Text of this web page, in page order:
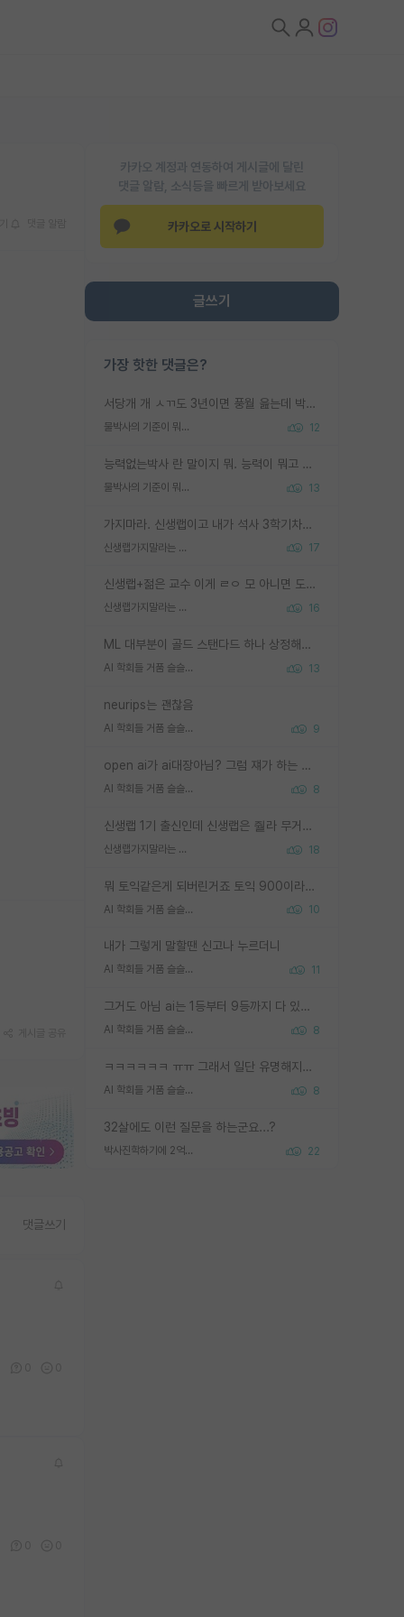
카카오 계정과 연동하여 게시글에 달린
댓글 알람, 소식등을 빠르게 받아보세요
카카오로 시작하기
글쓰기
가장 핫한 댓글은?
서당개 개 ㅅㄲ도 3년이면 풍월 읊는데 박사 5년 이상 대리고 있으면서 물된건 교수 탓 맞는ㄱ게 거기가 서당이 아니란 소리임
물박사의 기준이 뭐임? 12
능력없는박사 란 말이지 뭐. 능력이 뭐고 능력이 있다는게 뭔지는 사람마다 기준이 다르니까 얘기해봐야 서로 자기 기준만 얘기해서 논쟁이 끝이 안나고. 주위에서 능력있고 야심있는 신입생이 교수가 유의미한 피드백을 아예 안주면서 제대로된 과제에 참여해볼 기회도 제공하지 않고 잡일 뺑뺑이만 돌려서 맨날 단순작업만 하면서 밤새다가 눈빛이 점점 죽어가는걸 본 사람은 물박사는 교수탓이라고 하고, 교수는 이것저것 알려도 주고 기회도 주고 사수 동기 붙여주면서 어떻게든 끌고가려고 하는데 본인이 매일 뺀질거리면서 출근 하는둥마는둥 하다가 기껏 와서도 폰이나 쳐다보다가 실험 망치고 저녁약속있어서 먼저 가볼게요~ 하는걸 본 사람은 물박사는 본인탓이라고 함.
물박사의 기준이 뭐임? 13
가지마라. 신생랩이고 내가 석사 3학기차인데 최고참인데 나도 아무것도 모르는데 교수가 후배들 왜 논문 교육 안시키냐. 논문 왜 안 써오냐 닦달한다
신생랩가지말라는 이유가 있었구나 17
신생랩+젊은 교수 이게 ㄹㅇ 모 아니면 도인듯.
신생랩가지말라는 이유가 있었구나 16
ML 대부분이 골드 스탠다드 하나 상정해놓고 (벤치마크 데이터셋이 여러 개면 여러 개 상정) 그거 얼마나 잘 맞추나 싸움임 가끔 번뜩이는 설계 철학을 보여주는 논문들도 있지만 대부분 그거 성적 얼마나 더 올리느라에 혈안이 되어 있는 측면이 잇음
AI 학회들 거품 슬슬 지적이 나오네요 13
neurips는 괜찮음
AI 학회들 거품 슬슬 지적이 나오네요 9
open ai가 ai대장아님? 그럼 쟤가 하는 말이 다 맞겠네
AI 학회들 거품 슬슬 지적이 나오네요 8
신생랩 1기 출신인데 신생랩은 줠라 무거운 바벨 같은거임. 들면 대박인데 못들면 깔려 죽음. 아무도 알려주지 않는 환경에서 자생해야하지만, 일단 살아남았다면 그 어떤 사람보다 악착같고 생존력 높은 사람으로 거듭날 수 있음
신생랩가지말라는 이유가 있었구나 18
뭐 토익같은게 되버린거죠 토익 900이라고 영어잘하는건 아닙니다만 잘하는사람은 다 900을 넘는 그런
AI 학회들 거품 슬슬 지적이 나오네요 10
내가 그렇게 말할땐 신고나 누르더니
AI 학회들 거품 슬슬 지적이 나오네요 11
그거도 아님 ai는 1등부터 9등까지 다 있음 그거도 없는 사람은 뭐냐 교수가 그냥 못하게 한거 1등급도 교수가 막으면 안됨
AI 학회들 거품 슬슬 지적이 나오네요 8
ㅋㅋㅋㅋㅋㅋ ㅠㅠ 그래서 일단 유명해지는게 중요한거같습니다
AI 학회들 거품 슬슬 지적이 나오네요 8
32살에도 이런 질문을 하는군요...?
박사진학하기에 2억은 괜찮은 (?) 정도의 경제력인가요 22
댓글쓰기